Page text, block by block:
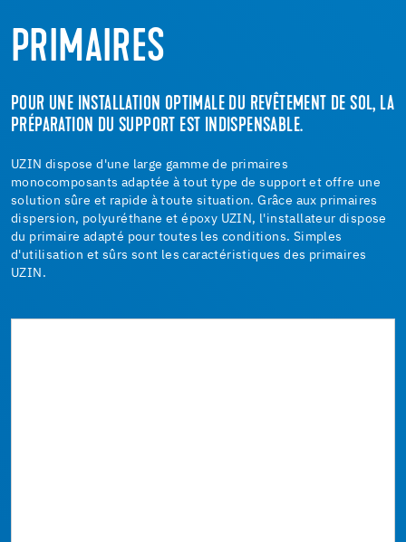
PRIMAIRES
POUR UNE INSTALLATION OPTIMALE DU REVÊTEMENT DE SOL, LA
PRÉPARATION DU SUPPORT EST INDISPENSABLE.
UZIN dispose d'une large gamme de primaires
monocomposants adaptée à tout type de support et offre une
solution sûre et rapide à toute situation. Grâce aux primaires
dispersion, polyuréthane et époxy UZIN, l'installateur dispose
du primaire adapté pour toutes les conditions. Simples
d'utilisation et sûrs sont les caractéristiques des primaires
UZIN.